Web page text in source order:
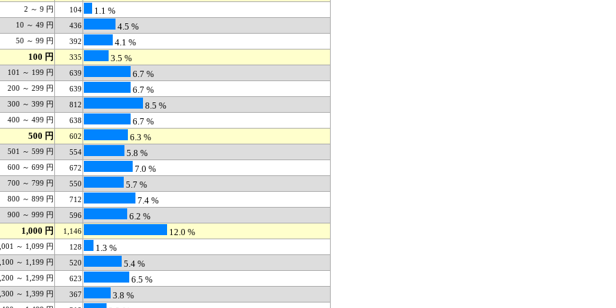
2 ～ 9 円 104 1.1 %
10 ～ 49 円 436 4.5 %
50 ～ 99 円 392
4.1 %
100 円
335 3.5 %
101 ～ 199 円 639 6.7 %
200 ～ 299 円 639 6.7 %
300 ～ 399 円 812 8.5 %
400 ～ 499 円 638
6.7 %
500 円
602 6.3 %
501 ～ 599 円 554 5.8 %
600 ～ 699 円 672 7.0 %
700 ～ 799 円 550 5.7 %
800 ～ 899 円 712 7.4 %
900 ～ 999 円 596
6.2 %
1,000 円
1,146 12.0 %
～ 1,099 円 128 1.3 %
～ 1,199 円 520 5.4 %
～ 1,299 円 623 6.5 %
～ 1,399 円 367 3.8 %